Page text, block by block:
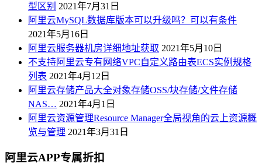
型区别 2021年7月31日
阿里云MySQL数据库版本可以升级吗？可以有条件
2021年5月16日
阿里云服务器机房详细地址获取 2021年5月10日
不支持阿里云专有网络VPC自定义路由表ECS实例规格
列表 2021年4月12日
阿里云存储产品大全对象存储OSS/块存储/文件存储
NAS… 2021年4月1日
阿里云资源管理Resource Manager全局视角的云上资源概
览与管理 2021年3月31日
阿里云APP专属折扣